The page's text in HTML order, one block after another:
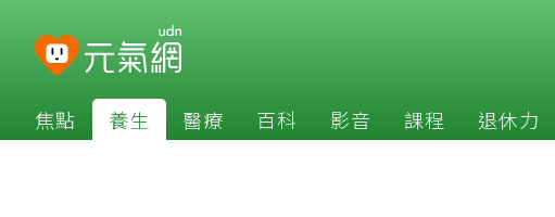
焦點 養生 醫療 百科 影音 課程 退休力